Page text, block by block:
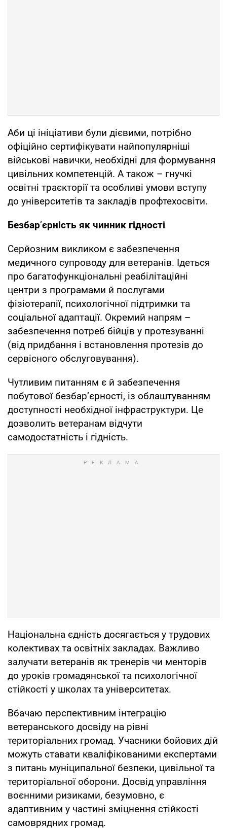
Аби ці ініціативи були дієвими, потрібно
офіційно сертифікувати найпопулярніші
військові навички, необхідні для формування
цивільних компетенцій. А також – гнучкі
освітні траєкторії та особливі умови вступу
до університетів та закладів профтехосвіти.
Безбар’єрність як чинник гідності
Серйозним викликом є забезпечення
медичного супроводу для ветеранів. Ідеться
про багатофункціональні реабілітаційні
центри з програмами й послугами
фізіотерапії, психологічної підтримки та
соціальної адаптації. Окремий напрям –
забезпечення потреб бійців у протезуванні
(від придбання і встановлення протезів до
сервісного обслуговування).
Чутливим питанням є й забезпечення
побутової безбар’єрності, із облаштуванням
доступності необхідної інфраструктури. Це
дозволить ветеранам відчути
самодостатність і гідність.
Національна єдність досягається у трудових
колективах та освітніх закладах. Важливо
залучати ветеранів як тренерів чи менторів
до уроків громадянської та психологічної
стійкості у школах та університетах.
Вбачаю перспективним інтеграцію
ветеранського досвіду на рівні
територіальних громад. Учасники бойових дій
можуть ставати кваліфікованими експертами
з питань муніципальної безпеки, цивільної та
територіальної оборони. Досвід управління
воєнними ризиками, безумовно, є
адаптивним у частині зміцнення стійкості
самоврядних громад.